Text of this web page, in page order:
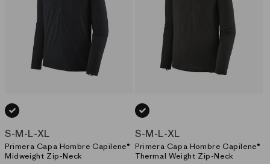
NEGRO_(BLK)
S-M-L-XL
Primera Capa Hombre Capilene®
Midweight Zip-Neck
NEGRO_(BLK)
S-M-L-XL
Primera Capa Hombre Capilene®
Thermal Weight Zip-Neck